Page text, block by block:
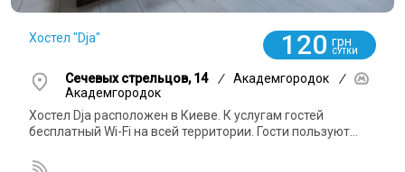
Хостел "Dja" 120 грн
СУТКИ
Сечевых стрельцов, 14 / Академгородок
/
Академгородок
Хостел Dja расположен в Киеве. К услугам гостей
бесплатный Wi-Fi на всей территории. Гости пользуют...